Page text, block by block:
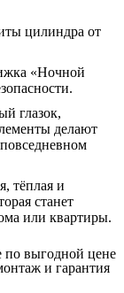
цилиндра от
«Ночной
глазок,
делают
тёплая и
станет
или квартиры.
выгодной цене
и гарантия